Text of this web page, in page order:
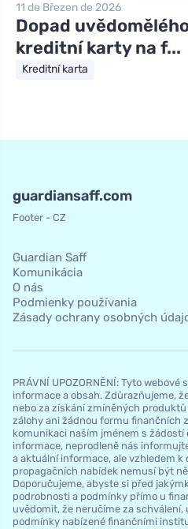
11 de Březen de 2026
Dopad
kreditní karty na f...
Kreditní karta
guardiansaff.com
Footer - CZ
Guardian Saff
Komunikácia
O nás
Podmienky používania
Zásady ochrany osobných
PRÁVNÍ UPOZORNĚNÍ: Tyto
informace a obsah. Zdůrazňujeme,
nebo za získání zmíněných
zálohy ani žádnou formu finančních
komunikaci naším jménem s
informace, neprodleně nás
a aktuální informace, ale vzhledem
propagačních nabídek nemusí být
Doporučujeme, abyste si před
podrobnosti a podmínky přímo u
uvědomit, že neručíme za
podmínky nabízené finančními